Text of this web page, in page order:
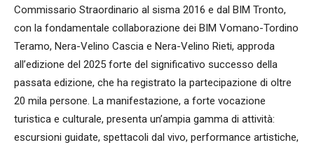
Commissario Straordinario al sisma 2016 e dal BIM Tronto,
con la fondamentale collaborazione dei BIM Vomano-Tordino
Teramo, Nera-Velino Cascia e Nera-Velino Rieti, approda
all’edizione del 2025 forte del significativo successo della
passata edizione, che ha registrato la partecipazione di oltre
20 mila persone. La manifestazione, a forte vocazione
turistica e culturale, presenta un’ampia gamma di attività:
escursioni guidate, spettacoli dal vivo, performance artistiche,